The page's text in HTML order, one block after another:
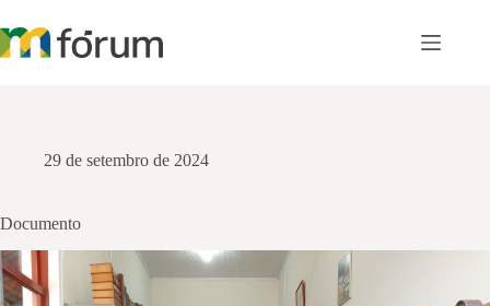
para
o
29 de setembro de 2024
Documento